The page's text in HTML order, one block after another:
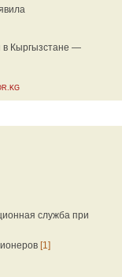
в Кыргызстане —
служба при
[1]